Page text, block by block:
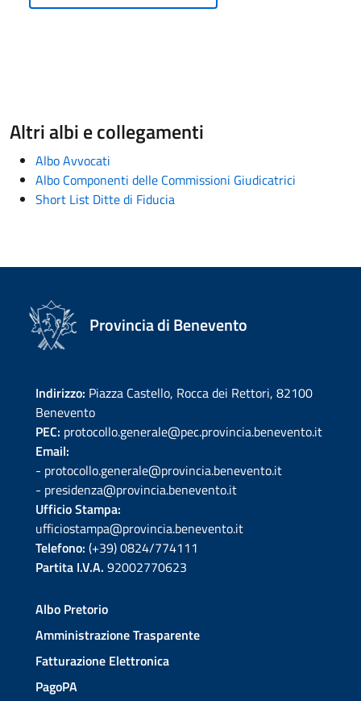
Altri albi e collegamenti
Albo Avvocati
Albo Componenti delle Commissioni Giudicatrici
Short List Ditte di Fiducia
Provincia di Benevento
Indirizzo: Piazza Castello, Rocca dei Rettori, 82100
Benevento
PEC: protocollo.generale@pec.provincia.benevento.it
Email:
- protocollo.generale@provincia.benevento.it
- presidenza@provincia.benevento.it
Ufficio Stampa:
ufficiostampa@provincia.benevento.it
Telefono: (+39) 0824/774111
Partita I.V.A. 92002770623
Albo Pretorio
Amministrazione Trasparente
Fatturazione Elettronica
PagoPA